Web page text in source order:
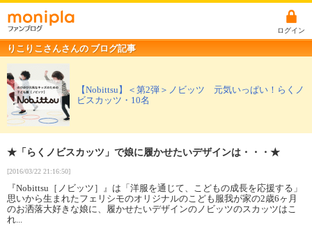
ログイン
りこりこさんさんの ブログ記事
【Nobittsu】＜第2弾＞ノビッツ 元気いっぱい！らくノ
ビスカッツ・10名
★「らくノビスカッツ」で娘に履かせたいデザインは・・・★
[2016/03/22 21:16:50]
『Nobittsu［ノビッツ］』は「洋服を通じて、こどもの成長を応援する」
思いから生まれたフェリシモのオリジナルのこども服我が家の2歳6ヶ月
のお洒落大好きな娘に、履かせたいデザインのノビッツのスカッツはこ
れ...